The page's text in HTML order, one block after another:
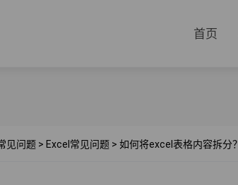
首页
见问题 > Excel常见问题 > 如何将excel表格内容拆分？